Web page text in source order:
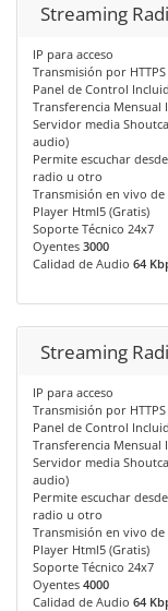
Streaming
IP para acceso
Transmisión por HTTPS
Panel de Control
Transferencia Mensual
Servidor media
audio)
Permite escuchar
radio u otro
Transmisión en vivo de
Player Html5 (Gratis)
Soporte Técnico 24x7
Oyentes 3000
Calidad de Audio 64
Streaming
IP para acceso
Transmisión por HTTPS
Panel de Control
Transferencia Mensual
Servidor media
audio)
Permite escuchar
radio u otro
Transmisión en vivo de
Player Html5 (Gratis)
Soporte Técnico 24x7
Oyentes 4000
Calidad de Audio 64